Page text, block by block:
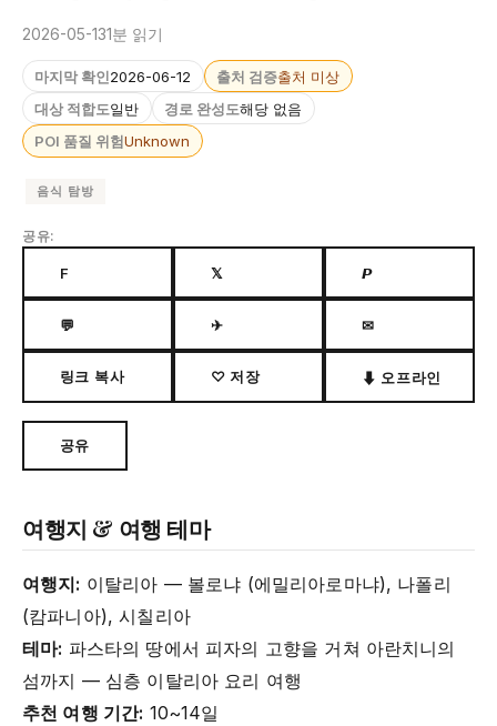
2026-05-131분 읽기
마지막 확인2026-06-12 출처 검증출처 미상
대상 적합도일반 경로 완성도해당 없음
POI 품질 위험Unknown
음식 탐방
공유:
F 𝕏 𝙋
💬 ✈ ✉
링크 복사 ♡ 저장 ⬇ 오프라인
공유
여행지 & 여행 테마
여행지: 이탈리아 — 볼로냐 (에밀리아로마냐), 나폴리
(캄파니아), 시칠리아
테마: 파스타의 땅에서 피자의 고향을 거쳐 아란치니의
섬까지 — 심층 이탈리아 요리 여행
추천 여행 기간: 10~14일